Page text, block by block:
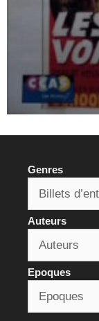
Genres
Auteurs
Epoques